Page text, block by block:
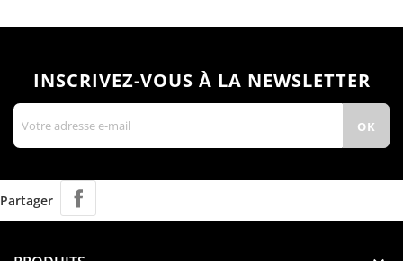
INSCRIVEZ-VOUS À LA NEWSLETTER
Partager